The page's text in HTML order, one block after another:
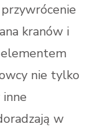
kranów i
nie tylko
w